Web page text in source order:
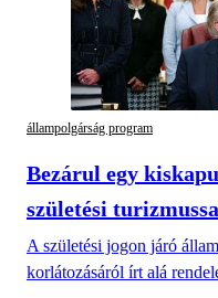
állampolgárság program
Bezárul egy
születési
A születési jogon járó
korlátozásáról írt alá